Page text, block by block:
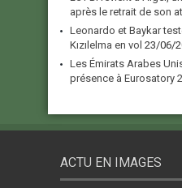
après le retrait de son
Leonardo et Baykar
Kızılelma en vol 23/06/
Les Émirats Arabes
présence à Eurosatory
ACTU EN IMAGES